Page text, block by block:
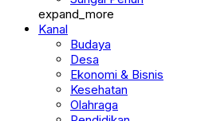
expand_more
Kanal
Budaya
Desa
Ekonomi & Bisnis
Kesehatan
Olahraga